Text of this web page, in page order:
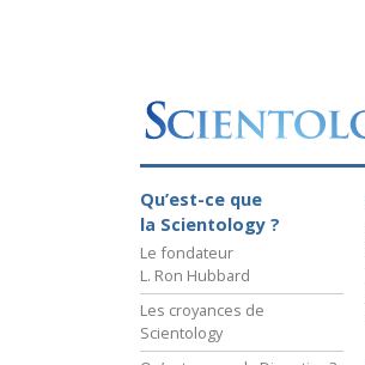
Qu’est-ce que
la Scientology ?
Le fondateur
L. Ron Hubbard
Les croyances de
Scientology